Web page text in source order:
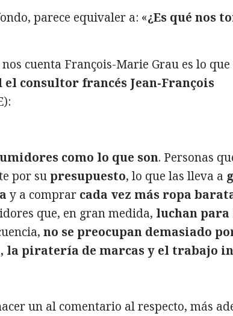
parece equivaler a: «¿Es qué nos
cuenta François-Marie Grau es lo que
consultor francés Jean-François
como lo que son. Personas
por su presupuesto, lo que las lleva a
y a comprar cada vez más ropa
que, en gran medida, luchan
no se preocupan demasiado
la piratería de marcas y el trabajo
un al comentario al respecto, más